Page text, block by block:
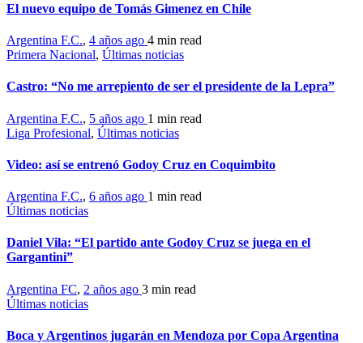
El nuevo equipo de Tomás Gimenez en Chile
Argentina F.C., 4 años ago 4 min read
Primera Nacional, Últimas noticias
Castro: “No me arrepiento de ser el presidente de la Lepra”
Argentina F.C., 5 años ago 1 min read
Liga Profesional, Últimas noticias
Video: así se entrenó Godoy Cruz en Coquimbito
Argentina F.C., 6 años ago 1 min read
Últimas noticias
Daniel Vila: “El partido ante Godoy Cruz se juega en el
Gargantini”
Argentina FC, 2 años ago 3 min read
Últimas noticias
Boca y Argentinos jugarán en Mendoza por Copa Argentina